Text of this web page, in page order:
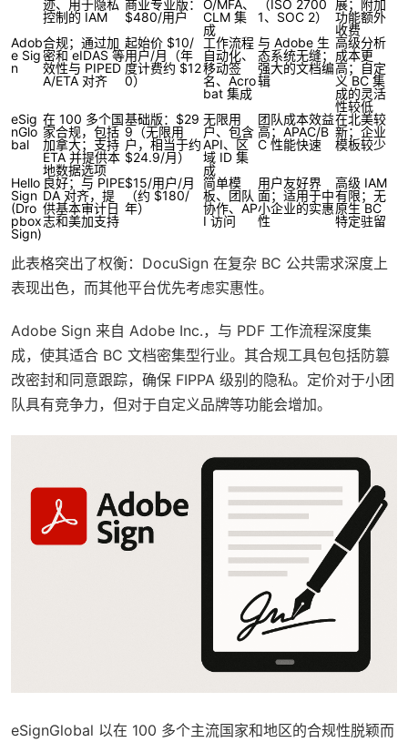
迹、用于隐私
控制的 IAM
商业专业版：
$480/用户
O/MFA、
CLM 集
成
（ISO 2700
1、SOC 2）
展；附加
功能额外
收费
Adob
e Sig
n
合规；通过加
密和 eIDAS 等
效性与 PIPED
A/ETA 对齐
起始价 $10/
用户/月（年
度计费约 $12
0）
工作流程
自动化、
移动签
名、Acro
bat 集成
与 Adobe 生
态系统无缝；
强大的文档编
辑
高级分析
成本更
高；自定
义 BC 集
成的灵活
性较低
eSig
nGlo
bal
在 100 多个国
家合规，包括
加拿大；支持
ETA 并提供本
地数据选项
基础版：$29
9（无限用
户，相当于约
$24.9/月）
无限用
户、包含
API、区
域 ID 集
成
团队成本效益
高；APAC/B
C 性能快速
在北美较
新；企业
模板较少
Hello
Sign
(Dro
pbox
Sign)
良好；与 PIPE
DA 对齐，提
供基本审计日
志和美加支持
$15/用户/月
（约 $180/
年）
简单模
板、团队
协作、AP
I 访问
用户友好界
面；适用于中
小企业的实惠
性
高级 IAM
有限；无
原生 BC
特定驻留
此表格突出了权衡：DocuSign 在复杂 BC 公共需求深度上
表现出色，而其他平台优先考虑实惠性。
Adobe Sign 来自 Adobe Inc.，与 PDF 工作流程深度集
成，使其适合 BC 文档密集型行业。其合规工具包包括防篡
改密封和同意跟踪，确保 FIPPA 级别的隐私。定价对于小团
队具有竞争力，但对于自定义品牌等功能会增加。
eSignGlobal 以在 100 多个主流国家和地区的合规性脱颖而